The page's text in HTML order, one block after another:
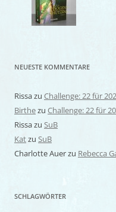
NEUESTE KOMMENTARE
Rissazu Challenge: 22 für
Birthezu Challenge: 22 für
Rissazu SuB
Katzu SuB
Charlotte Auerzu Rebecca
SCHLAGWÖRTER